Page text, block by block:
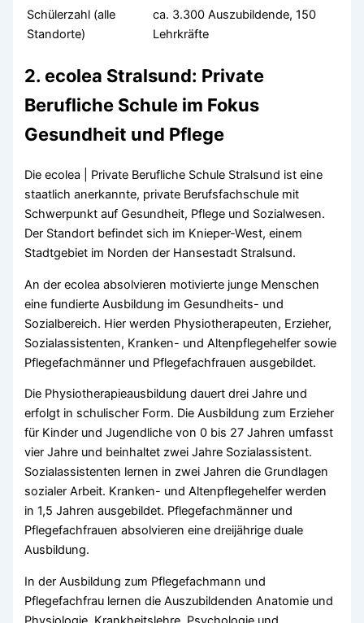
Schülerzahl (alle
Standorte)
ca. 3.300 Auszubildende, 150
Lehrkräfte
2. ecolea Stralsund: Private
Berufliche Schule im Fokus
Gesundheit und Pflege
Die ecolea | Private Berufliche Schule Stralsund ist eine
staatlich anerkannte, private Berufsfachschule mit
Schwerpunkt auf Gesundheit, Pflege und Sozialwesen.
Der Standort befindet sich im Knieper-West, einem
Stadtgebiet im Norden der Hansestadt Stralsund.
An der ecolea absolvieren motivierte junge Menschen
eine fundierte Ausbildung im Gesundheits- und
Sozialbereich. Hier werden Physiotherapeuten, Erzieher,
Sozialassistenten, Kranken- und Altenpflegehelfer sowie
Pflegefachmänner und Pflegefachfrauen ausgebildet.
Die Physiotherapieausbildung dauert drei Jahre und
erfolgt in schulischer Form. Die Ausbildung zum Erzieher
für Kinder und Jugendliche von 0 bis 27 Jahren umfasst
vier Jahre und beinhaltet zwei Jahre Sozialassistent.
Sozialassistenten lernen in zwei Jahren die Grundlagen
sozialer Arbeit. Kranken- und Altenpflegehelfer werden
in 1,5 Jahren ausgebildet. Pflegefachmänner und
Pflegefachfrauen absolvieren eine dreijährige duale
Ausbildung.
In der Ausbildung zum Pflegefachmann und
Pflegefachfrau lernen die Auszubildenden Anatomie und